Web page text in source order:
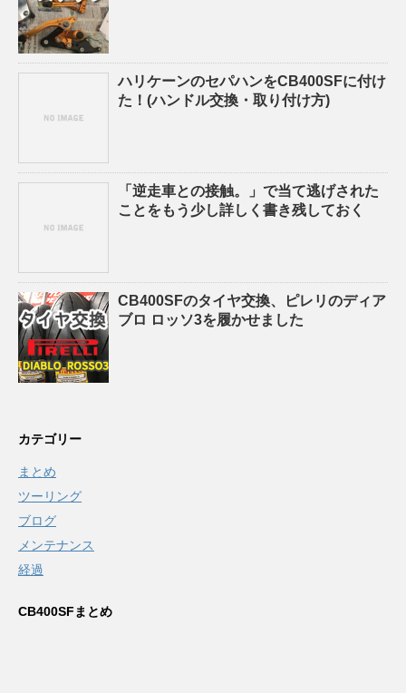
ハリケーンのセパハンをCB400SFに付け
た！(ハンドル交換・取り付け方)
「逆走車との接触。」で当て逃げされた
ことをもう少し詳しく書き残しておく
CB400SFのタイヤ交換、ピレリのディア
ブロ ロッソ3を履かせました
カテゴリー
まとめ
ツーリング
ブログ
メンテナンス
経過
CB400SFまとめ